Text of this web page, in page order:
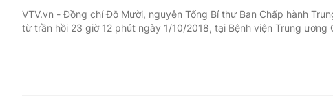
VTV.vn - Đồng chí Đỗ Mười, nguyên Tổng Bí thư Ban Chấp hành
từ trần hồi 23 giờ 12 phút ngày 1/10/2018, tại Bệnh viện Trung ương